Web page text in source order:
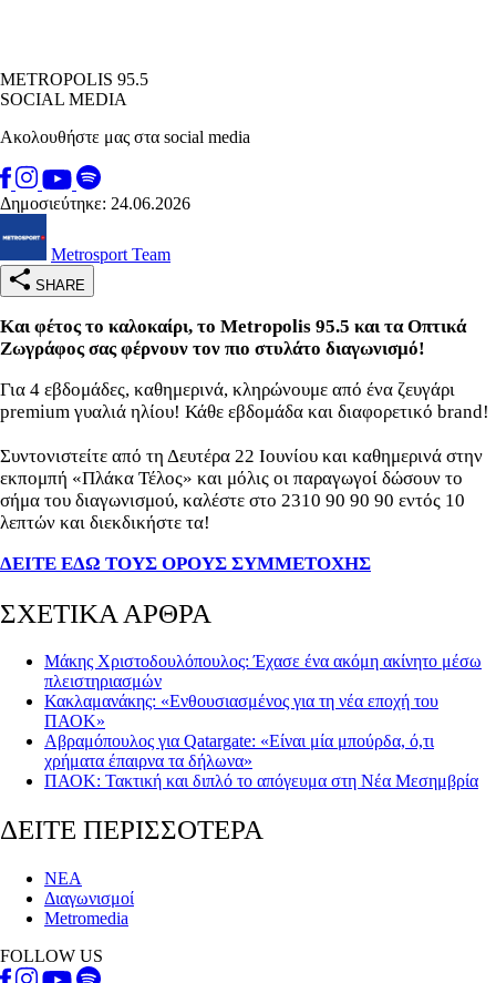
METROPOLIS 95.5
SOCIAL MEDIA
Ακολουθήστε μας στα social media
Δημοσιεύτηκε: 24.06.2026
Metrosport Team
SHARE
Και φέτος το καλοκαίρι, το Metropolis 95.5 και τα Οπτικά
Ζωγράφος σας φέρνουν τον πιο στυλάτο διαγωνισμό!
Για 4 εβδομάδες, καθημερινά, κληρώνουμε από ένα ζευγάρι
premium γυαλιά ηλίου! Κάθε εβδομάδα και διαφορετικό brand!
Συντονιστείτε από τη Δευτέρα 22 Ιουνίου και καθημερινά στην
εκπομπή «Πλάκα Τέλος» και μόλις οι παραγωγοί δώσουν το
σήμα του διαγωνισμού, καλέστε στο 2310 90 90 90 εντός 10
λεπτών και διεκδικήστε τα!
ΔΕΙΤΕ ΕΔΩ ΤΟΥΣ ΟΡΟΥΣ ΣΥΜΜΕΤΟΧΗΣ
ΣΧΕΤΙΚΑ ΑΡΘΡΑ
Μάκης Χριστοδουλόπουλος: Έχασε ένα ακόμη ακίνητο μέσω
πλειστηριασμών
Κακλαμανάκης: «Ενθουσιασμένος για τη νέα εποχή του
ΠΑΟΚ»
Αβραμόπουλος για Qatargate: «Είναι μία μπούρδα, ό,τι
χρήματα έπαιρνα τα δήλωνα»
ΠΑΟΚ: Τακτική και διπλό το απόγευμα στη Νέα Μεσημβρία
ΔΕΙΤΕ ΠΕΡΙΣΣΟΤΕΡΑ
ΝΕΑ
Διαγωνισμοί
Metromedia
FOLLOW US